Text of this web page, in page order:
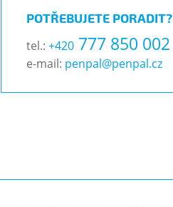
POTŘEBUJETE PORADIT?
tel.: +420 777 850 002
e-mail: penpal@penpal.cz